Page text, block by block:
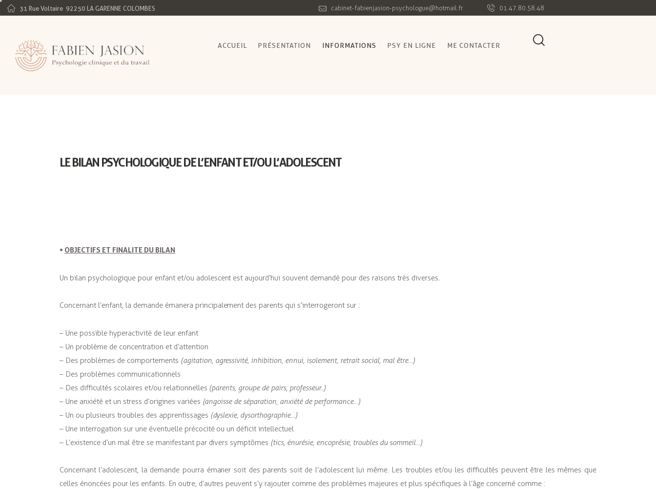
31 Rue Voltaire 92250 LA GARENNE COLOMBES cabinet-fabienjasion-psychologue@hotmail.fr 01.47.80.58.48
ACCUEIL PRÉSENTATION INFORMATIONS PSY EN LIGNE ME CONTACTER
LE BILAN PSYCHOLOGIQUE DE L’ENFANT ET/OU L’ADOLESCENT
• OBJECTIFS ET FINALITE DU BILAN
Un bilan psychologique pour enfant et/ou adolescent est aujourd’hui souvent demandé pour des raisons très diverses.
Concernant l’enfant, la demande émanera principalement des parents qui s’interrogeront sur :
– Une possible hyperactivité de leur enfant
– Un problème de concentration et d’attention
– Des problèmes de comportements (agitation, agressivité, inhibition, ennui, isolement, retrait social, mal être…)
– Des problèmes communicationnels
– Des difficultés scolaires et/ou relationnelles (parents, groupe de pairs, professeur..)
– Une anxiété et un stress d’origines variées (angoisse de séparation, anxiété de performance…)
– Un ou plusieurs troubles des apprentissages (dyslexie, dysorthographie…)
– Une interrogation sur une éventuelle précocité ou un déficit intellectuel
– L’existence d’un mal être se manifestant par divers symptômes (tics, énurésie, encoprésie, troubles du sommeil…)
Concernant l’adolescent, la demande pourra émaner soit des parents soit de l’adolescent lui même. Les troubles et/ou les difficultés peuvent être les mêmes que
celles énoncées pour les enfants. En outre, d’autres peuvent s’y rajouter comme des problèmes majeures et plus spécifiques à l’âge concerné comme :